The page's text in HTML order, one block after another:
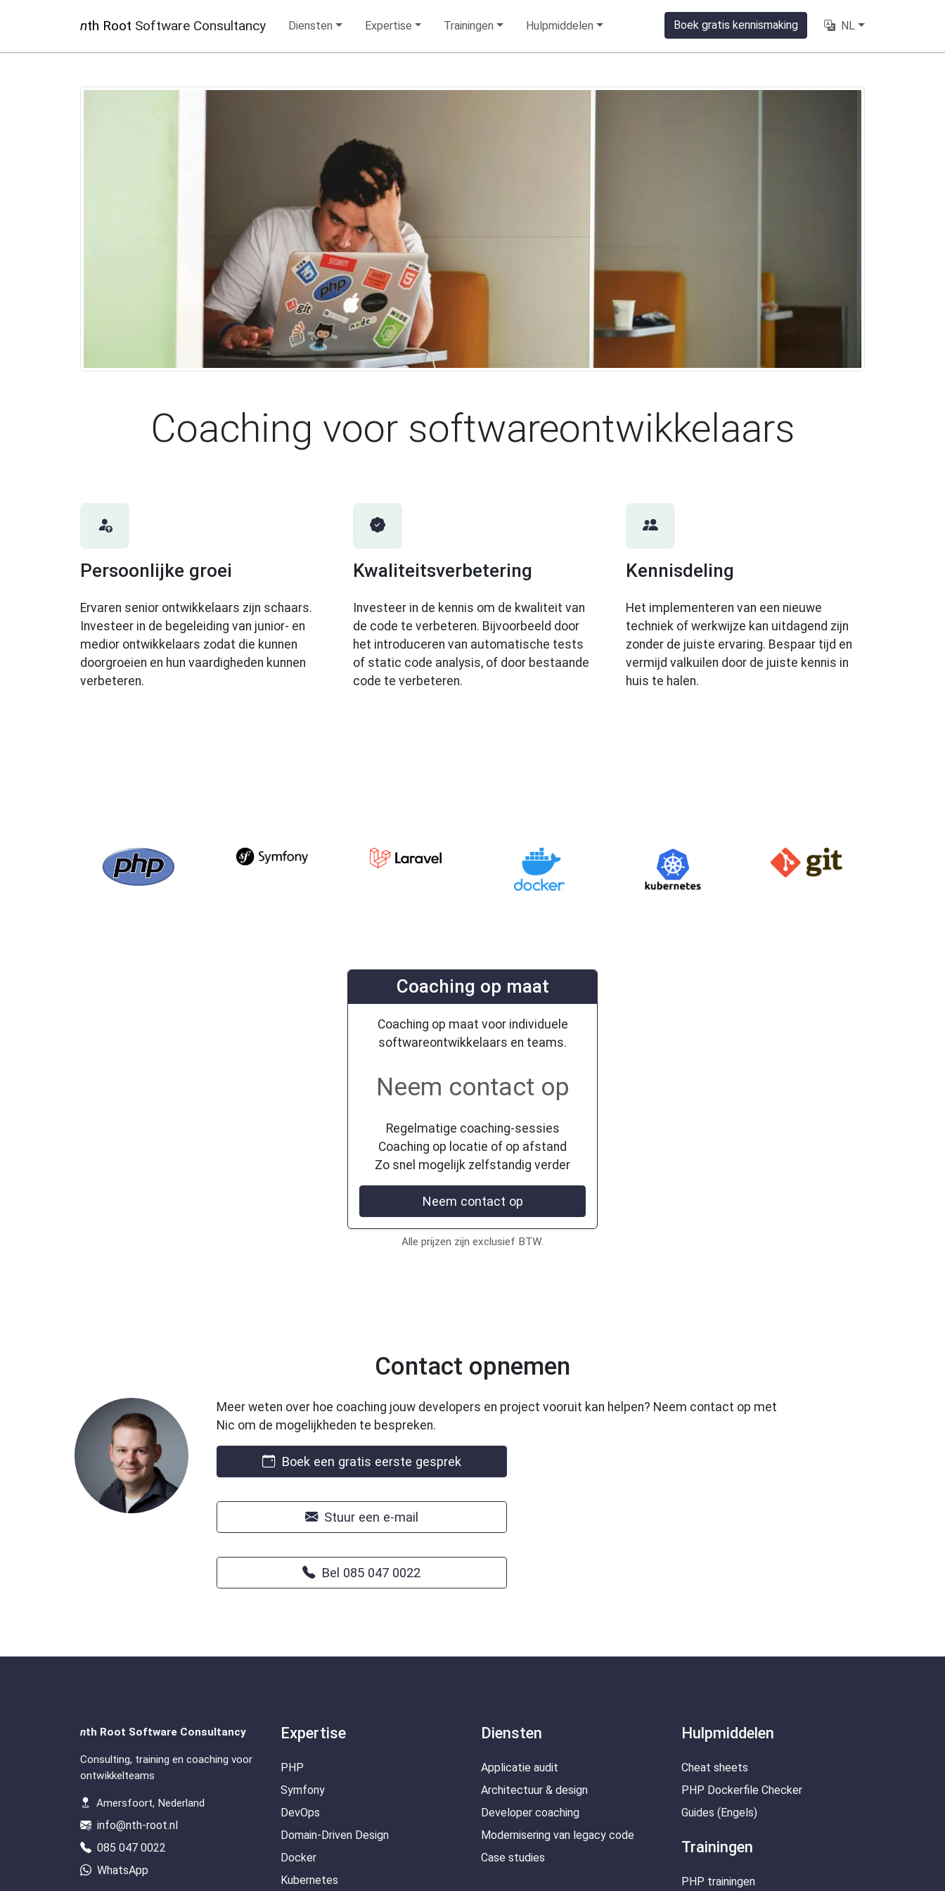
nth Root Software Consultancy Diensten Expertise Trainingen Hulpmiddelen Boek gratis kennismaking NL
Coaching voor softwareontwikkelaars
Persoonlijke groei
Ervaren senior ontwikkelaars zijn schaars.
Investeer in de begeleiding van junior- en
medior ontwikkelaars zodat die kunnen
doorgroeien en hun vaardigheden kunnen
verbeteren.
Kwaliteitsverbetering
Investeer in de kennis om de kwaliteit van
de code te verbeteren. Bijvoorbeeld door
het introduceren van automatische tests
of static code analysis, of door bestaande
code te verbeteren.
Kennisdeling
Het implementeren van een nieuwe
techniek of werkwijze kan uitdagend zijn
zonder de juiste ervaring. Bespaar tijd en
vermijd valkuilen door de juiste kennis in
huis te halen.
Coaching op maat
Coaching op maat voor individuele
softwareontwikkelaars en teams.
Neem contact op
Regelmatige coaching-sessies
Coaching op locatie of op afstand
Zo snel mogelijk zelfstandig verder
Neem contact op
Alle prijzen zijn exclusief BTW.
Contact opnemen
Meer weten over hoe coaching jouw developers en project vooruit kan helpen? Neem contact op met
Nic om de mogelijkheden te bespreken.
Boek een gratis eerste gesprek
Stuur een e-mail
Bel 085 047 0022
nth Root Software Consultancy
Consulting, training en coaching voor
ontwikkelteams
Amersfoort, Nederland
info@nth-root.nl
085 047 0022
WhatsApp
Expertise
PHP
Symfony
DevOps
Domain-Driven Design
Docker
Kubernetes
Diensten
Applicatie audit
Architectuur & design
Developer coaching
Modernisering van legacy code
Case studies
Hulpmiddelen
Cheat sheets
PHP Dockerfile Checker
Guides (Engels)
Trainingen
PHP trainingen